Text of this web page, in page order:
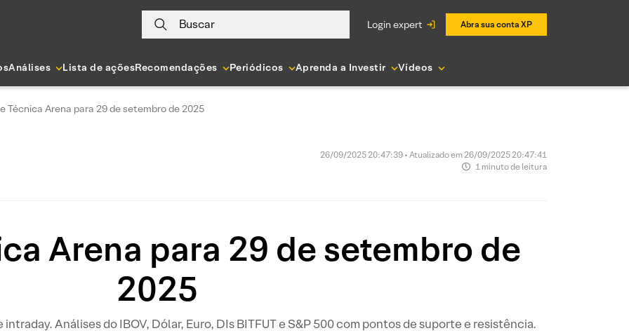
Buscar login expert Abra sua conta XP
Análises Lista de açõesRecomendações Periódicos Aprenda a Investir Vídeos
Técnica Arena para 29 de setembro de 2025
26/09/2025 20:47:39 • Atualizado em 26/09/2025 20:47:41
1 minuto de leitura
Arena para 29 de setembro de
2025
Análises do IBOV, Dólar, Euro, DIs BITFUT e S&P 500 com pontos de suporte e resistência.